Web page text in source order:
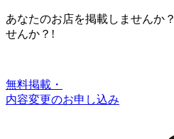
あなたのお店を掲載しませんか？
せんか？!
無料掲載・
内容変更のお申し込み